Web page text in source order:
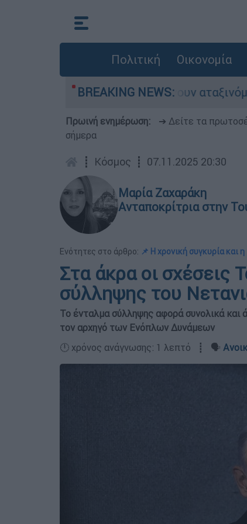
Πολιτική Οικονομία
BREAKING NEWS:
αυτοκίνητα παραμένουν αταξινόμητα -
Πρωινή ενημέρωση: ➔ Δείτε τα
σήμερα
┋ Κόσμος ┋ 07.11.2025 20:30
Μαρία Ζαχαράκη
Ανταποκρίτρια στην
Ενότητες στο άρθρο: 📌 Η χρονική συγκυρία και
Στα άκρα οι σχέσεις
σύλληψης του
Το ένταλμα σύλληψης αφορά συνολικά
τον αρχηγό των Ενόπλων Δυνάμεων
🕛 χρόνος ανάγνωσης: 1 λεπτό ┋ 🗣️